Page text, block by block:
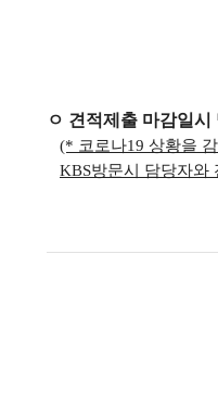
ㅇ 견적제출 마감일시
(* 코로나19 상황을
KBS방문시 담당자와